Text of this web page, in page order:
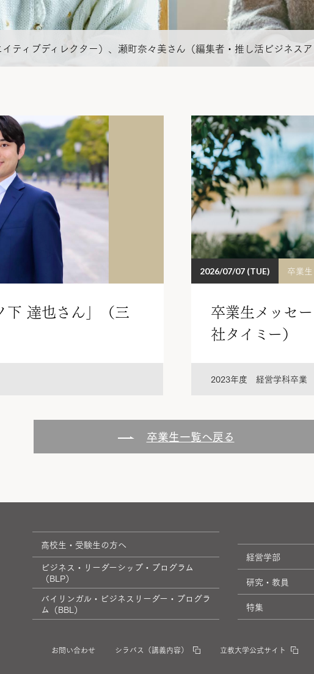
ティブディレクター）、瀬町奈々美さん（編集者・推し活ビジネス
下 達也さん」（三
2026/07/07 (TUE) 卒業生
卒業生メッセ
社タイミー）
2023年度 経営学科卒業
卒業生一覧へ戻る
高校生・受験生の方へ
ビジネス・リーダーシップ・プログラム
（BLP）
バイリンガル・ビジネスリーダー・プログラ
ム（BBL）
経営学部
研究・教員
特集
お問い合わせ シラバス（講義内容） 立教大学公式サイト